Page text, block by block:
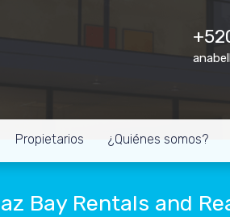
Propietarios ¿Quiénes somos?
Bay Rentals and